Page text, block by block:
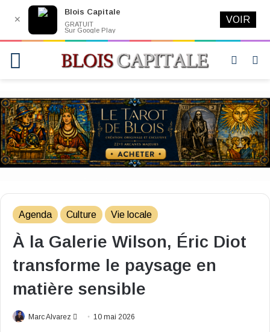
Switch
Agenda Culture Vie locale
À la Galerie Wilson, Éric Diot
transforme le paysage en
matière sensible
Marc Alvarez
Envoyer10 mai 2026
✕
Blois Capitale
GRATUIT
Sur Google Play
VOIR